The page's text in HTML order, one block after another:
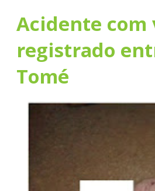
Acidente
registrado
Tomé